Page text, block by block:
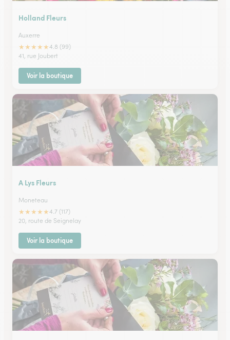
Holland Fleurs
Auxerre
★★★★★4.8 (99)
41, rue Joubert
Voir la boutique
A Lys Fleurs
Moneteau
★★★★★4.7 (117)
20, route de Seignelay
Voir la boutique